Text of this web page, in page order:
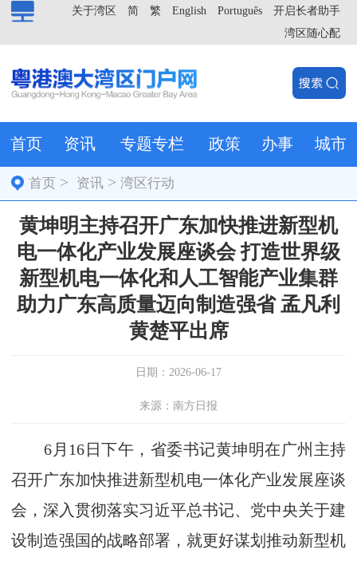
开启长者助手
Português
English
繁
简
关于湾区
湾区随心配
首页 资讯 专题专栏 政策 办事 城市
首页 > 资讯 >湾区行动
黄坤明主持召开广东加快推进新型机
电一体化产业发展座谈会 打造世界级
新型机电一体化和人工智能产业集群
助力广东高质量迈向制造强省 孟凡利
黄楚平出席
日期：2026-06-17
来源：南方日报
6月16日下午，省委书记黄坤明在广州主持
召开广东加快推进新型机电一体化产业发展座谈
会，深入贯彻落实习近平总书记、党中央关于建
设制造强国的战略部署，就更好谋划推动新型机